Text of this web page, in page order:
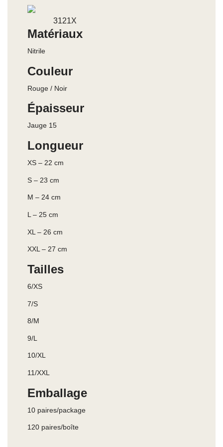
3121X
Matériaux
Nitrile
Couleur
Rouge / Noir
Épaisseur
Jauge 15
Longueur
XS – 22 cm
S – 23 cm
M – 24 cm
L – 25 cm
XL – 26 cm
XXL – 27 cm
Tailles
6/XS
7/S
8/M
9/L
10/XL
11/XXL
Emballage
10 paires/package
120 paires/boîte